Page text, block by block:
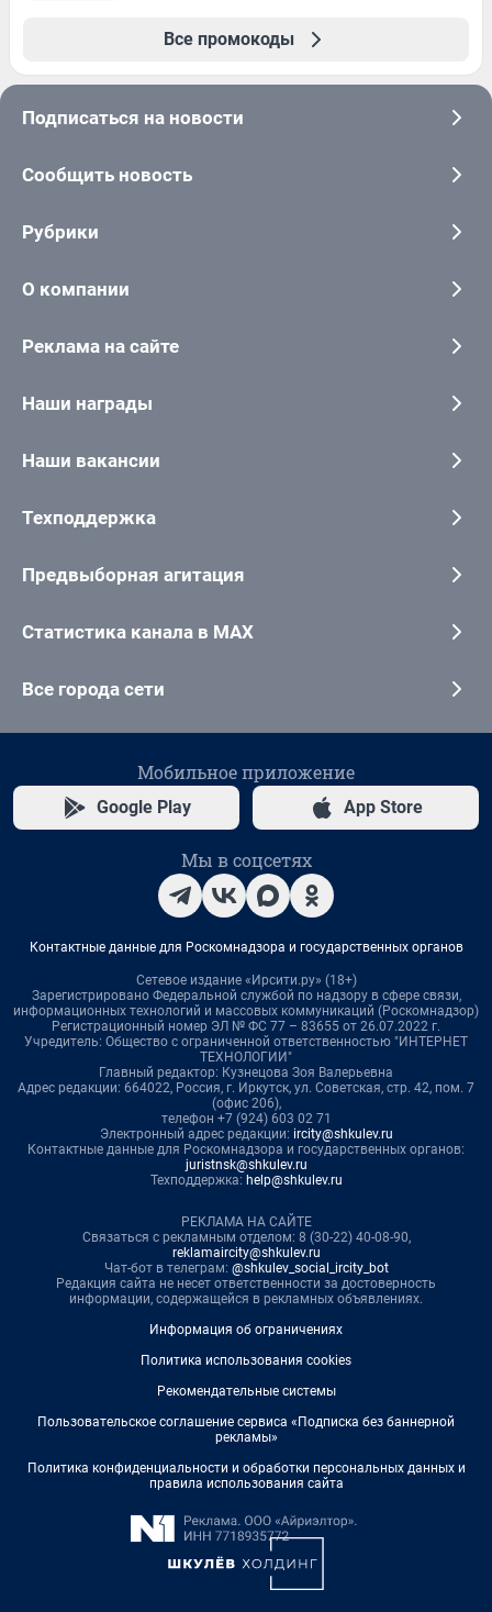
Все промокоды
Подписаться на новости
Сообщить новость
Рубрики
О компании
Реклама на сайте
Наши награды
Наши вакансии
Техподдержка
Предвыборная агитация
Статистика канала в MAX
Все города сети
Мобильное приложение
Google Play App Store
Мы в соцсетях
Контактные данные для Роскомнадзора и государственных органов
Сетевое издание «Ирсити.ру» (18+)
Зарегистрировано Федеральной службой по надзору в сфере связи,
информационных технологий и массовых коммуникаций (Роскомнадзор)
Регистрационный номер ЭЛ № ФС 77 – 83655 от 26.07.2022 г.
Учредитель: Общество с ограниченной ответственностью "ИНТЕРНЕТ
ТЕХНОЛОГИИ"
Главный редактор: Кузнецова Зоя Валерьевна
Адрес редакции: 664022, Россия, г. Иркутск, ул. Советская, стр. 42, пом. 7
(офис 206),
телефон +7 (924) 603 02 71
Электронный адрес редакции: ircity@shkulev.ru
Контактные данные для Роскомнадзора и государственных органов:
juristnsk@shkulev.ru
Техподдержка: help@shkulev.ru
РЕКЛАМА НА САЙТЕ
Связаться с рекламным отделом: 8 (30-22) 40-08-90,
reklamaircity@shkulev.ru
Чат-бот в телеграм: @shkulev_social_ircity_bot
Редакция сайта не несет ответственности за достоверность
информации, содержащейся в рекламных объявлениях.
Информация об ограничениях
Политика использования cookies
Рекомендательные системы
Пользовательское соглашение сервиса «Подписка без баннерной
рекламы»
Политика конфиденциальности и обработки персональных данных и
правила использования сайта